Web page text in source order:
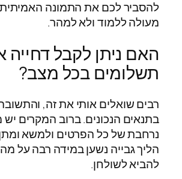
להסביר לכם את התמונה האמיתית.
מעולה ללמוד ולא למהר.
האם ניתן לקבל דחייה
תשלומים בכל מצב?
רבים שואלים אותי את זה,
בתנאים הנכונים. ברוב המקרים
נרחבת של כל הפרטים ולמשא
הליך גבייה נשען במידה רבה על
להביא לשולחן.